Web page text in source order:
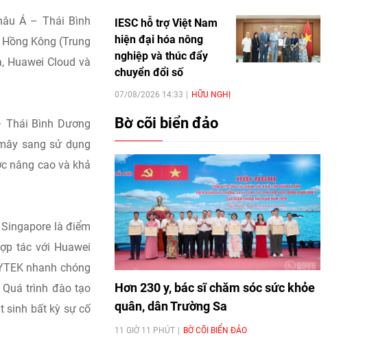
Á – Thái Bình
Kông (Trung
Huawei Cloud và
Thái Bình Dương
sang sử dụng
nâng cao và khả
là điểm
tác với Huawei
nhanh chóng
trình đào tạo
sinh bất kỳ sự cố
IESC hỗ trợ Việt Nam
hiện đại hóa nông
nghiệp và thúc đẩy
chuyển đổi số
07/08/2026 14:33 HỮU NGHỊ
Bờ cõi biển đảo
Hơn 230 y, bác sĩ chăm sóc sức khỏe
quân, dân Trường Sa
11 GIỜ 11 PHÚT BỜ CÕI BIỂN ĐẢO